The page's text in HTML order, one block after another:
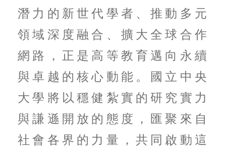
潛力的新世代學者、推動多元
領域深度融合、擴大全球合作
網路，正是高等教育邁向永續
與卓越的核心動能。國立中央
大學將以穩健紮實的研究實力
與謙遜開放的態度，匯聚來自
社會各界的力量，共同啟動這